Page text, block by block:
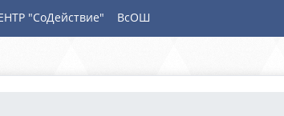
"СоДействие" ВсОШ